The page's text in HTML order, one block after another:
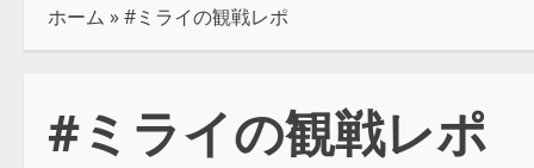
ホーム »#ミライの観戦レポ
#ミライの観戦レポ